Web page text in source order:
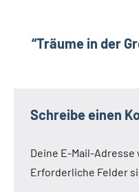
“Träume in der
Schreibe einen
Deine E-Mail-
Erforderliche Felder